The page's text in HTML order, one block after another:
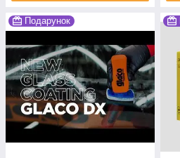
Подарунок